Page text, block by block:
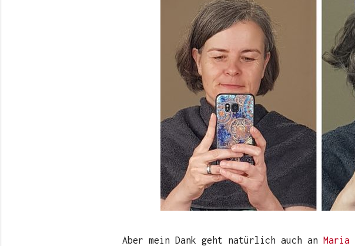
Aber mein Dank geht natürlich auch an Maria